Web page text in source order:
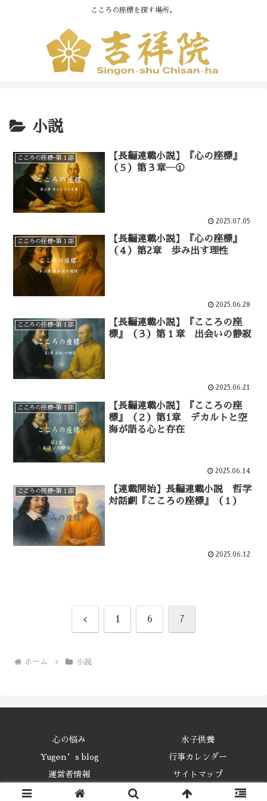
こころの座標を探す場所。
小説
こころの座標ｰ第１部
【長編連載小説】『心の座標』
（５）第３章―①
2025.07.05
こころの座標ｰ第１部
【長編連載小説】『心の座標』
（４）第2章 歩み出す理性
2025.06.28
こころの座標ｰ第１部
【長編連載小説】『こころの座
標』（３）第１章 出会いの静寂
2025.06.21
こころの座標ｰ第１部
【長編連載小説】『こころの座
標』（２）第1章 デカルトと空
海が語る心と存在
2025.06.14
こころの座標ｰ第１部
【連載開始】長編連載小説 哲学
対話劇『こころの座標』（１）
2025.06.12
前 1 6 7
ホーム 小説
心の悩み 水子供養
Yugen’s blog 行事カレンダー
運営者情報 サイトマップ
© 2012-2026 吉祥院.com.